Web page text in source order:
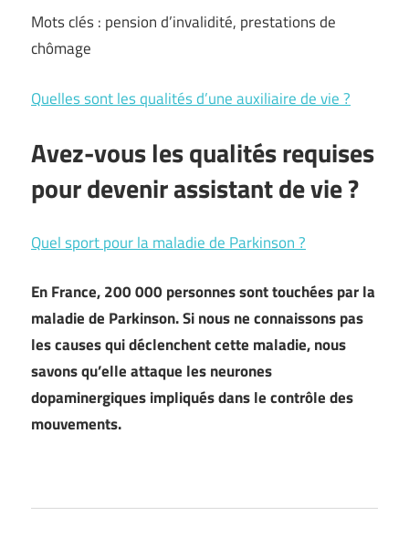
Mots clés : pension d’invalidité, prestations de
chômage
Quelles sont les qualités d’une auxiliaire de vie ?
Avez-vous les qualités requises
pour devenir assistant de vie ?
Quel sport pour la maladie de Parkinson ?
En France, 200 000 personnes sont touchées par la
maladie de Parkinson. Si nous ne connaissons pas
les causes qui déclenchent cette maladie, nous
savons qu’elle attaque les neurones
dopaminergiques impliqués dans le contrôle des
mouvements.